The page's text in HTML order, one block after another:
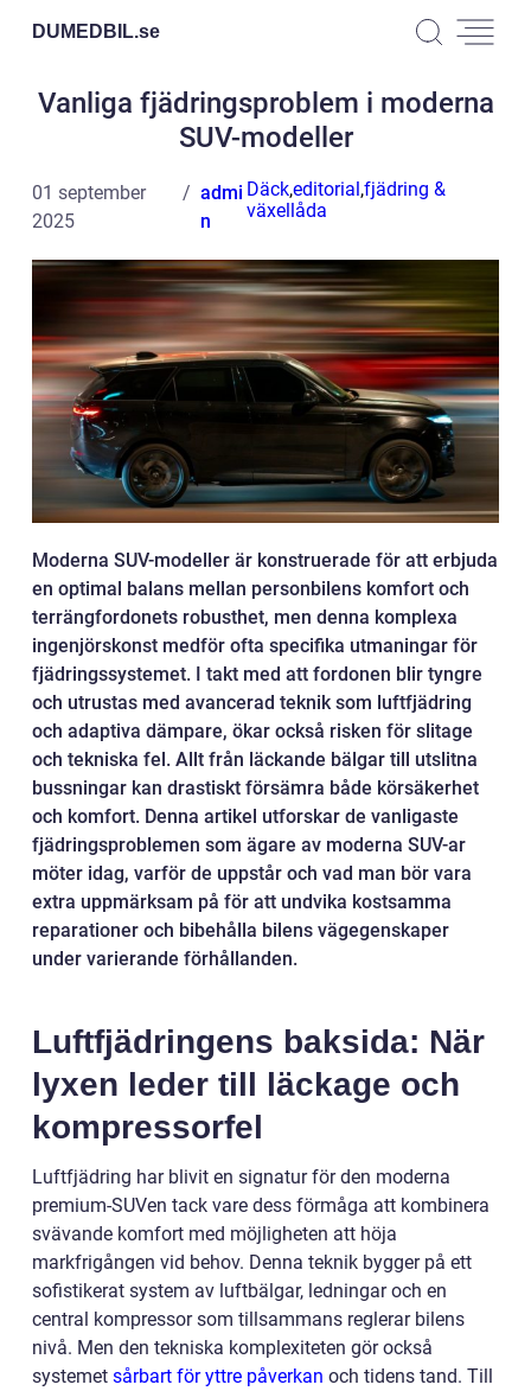
DUMEDBIL.se
Vanliga fjädringsproblem i moderna
SUV-modeller
01 september
2025
admi
n
Däck,editorial,fjädring &
växellåda
Moderna SUV-modeller är konstruerade för att erbjuda
en optimal balans mellan personbilens komfort och
terrängfordonets robusthet, men denna komplexa
ingenjörskonst medför ofta specifika utmaningar för
fjädringssystemet. I takt med att fordonen blir tyngre
och utrustas med avancerad teknik som luftfjädring
och adaptiva dämpare, ökar också risken för slitage
och tekniska fel. Allt från läckande bälgar till utslitna
bussningar kan drastiskt försämra både körsäkerhet
och komfort. Denna artikel utforskar de vanligaste
fjädringsproblemen som ägare av moderna SUV-ar
möter idag, varför de uppstår och vad man bör vara
extra uppmärksam på för att undvika kostsamma
reparationer och bibehålla bilens vägegenskaper
under varierande förhållanden.
Luftfjädringens baksida: När
lyxen leder till läckage och
kompressorfel
Luftfjädring har blivit en signatur för den moderna
premium-SUVen tack vare dess förmåga att kombinera
svävande komfort med möjligheten att höja
markfrigången vid behov. Denna teknik bygger på ett
sofistikerat system av luftbälgar, ledningar och en
central kompressor som tillsammans reglerar bilens
nivå. Men den tekniska komplexiteten gör också
systemet sårbart för yttre påverkan och tidens tand. Till